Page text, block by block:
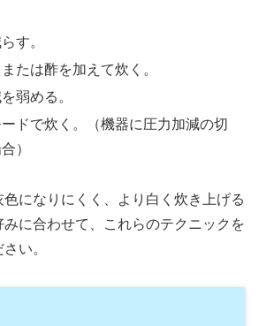
す。
たは酢を加えて炊く。
弱める。
ドで炊く。（機器に圧力加減の切
）
色になりにくく、より白く炊き上げる
に合わせて、これらのテクニックを
い。